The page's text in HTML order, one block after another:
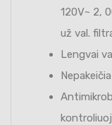
120V~ 2,
už val.
Lengvai